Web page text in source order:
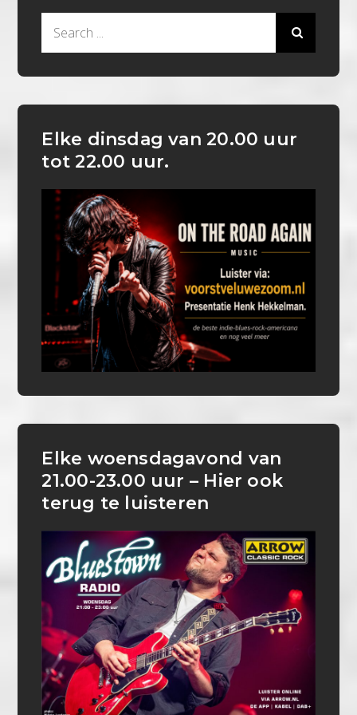
Elke dinsdag van 20.00 uur
tot 22.00 uur.
Elke woensdagavond van
21.00-23.00 uur – Hier ook
terug te luisteren